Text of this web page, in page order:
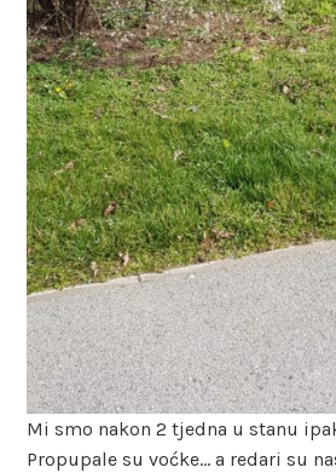
Mi smo nakon 2 tjedna u stanu
Propupale su voćke… a redari su